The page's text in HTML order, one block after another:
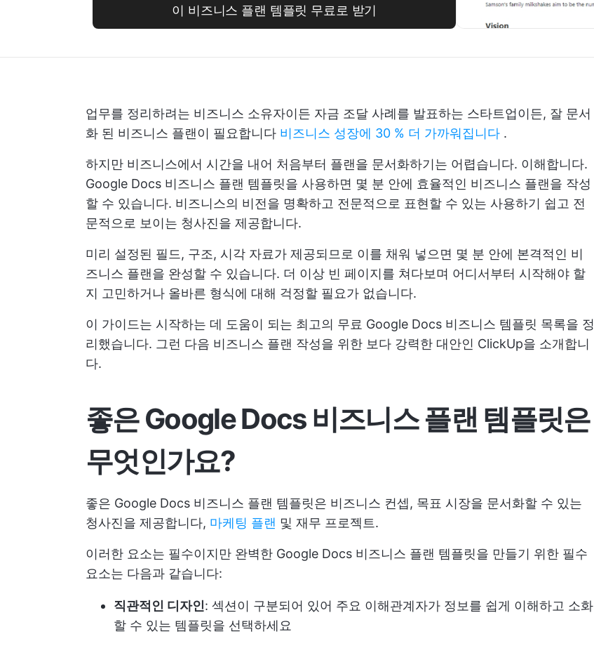
이 비즈니스 플랜 템플릿 무료로 받기
업무를 정리하려는 비즈니스 소유자이든 자금 조달 사례를 발표하는 스타트업이든, 잘 문서
화 된 비즈니스 플랜이 필요합니다 비즈니스 성장에 30 % 더 가까워집니다 .
하지만 비즈니스에서 시간을 내어 처음부터 플랜을 문서화하기는 어렵습니다. 이해합니다.
Google Docs 비즈니스 플랜 템플릿을 사용하면 몇 분 안에 효율적인 비즈니스 플랜을 작성
할 수 있습니다. 비즈니스의 비전을 명확하고 전문적으로 표현할 수 있는 사용하기 쉽고 전
문적으로 보이는 청사진을 제공합니다.
미리 설정된 필드, 구조, 시각 자료가 제공되므로 이를 채워 넣으면 몇 분 안에 본격적인 비
즈니스 플랜을 완성할 수 있습니다. 더 이상 빈 페이지를 쳐다보며 어디서부터 시작해야 할
지 고민하거나 올바른 형식에 대해 걱정할 필요가 없습니다.
이 가이드는 시작하는 데 도움이 되는 최고의 무료 Google Docs 비즈니스 템플릿 목록을 정
리했습니다. 그런 다음 비즈니스 플랜 작성을 위한 보다 강력한 대안인 ClickUp을 소개합니
다.
좋은 Google Docs 비즈니스 플랜 템플릿은
무엇인가요?
좋은 Google Docs 비즈니스 플랜 템플릿은 비즈니스 컨셉, 목표 시장을 문서화할 수 있는
청사진을 제공합니다, 마케팅 플랜 및 재무 프로젝트.
이러한 요소는 필수이지만 완벽한 Google Docs 비즈니스 플랜 템플릿을 만들기 위한 필수
요소는 다음과 같습니다:
직관적인 디자인: 섹션이 구분되어 있어 주요 이해관계자가 정보를 쉽게 이해하고 소화
할 수 있는 템플릿을 선택하세요